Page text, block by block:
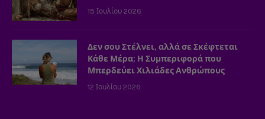
15 Ιουλίου 2026
Δεν σου Στέλνει, αλλά σε Σκέφτεται
Κάθε Μέρα; Η Συμπεριφορά που
Μπερδεύει Χιλιάδες Ανθρώπους
12 Ιουλίου 2026